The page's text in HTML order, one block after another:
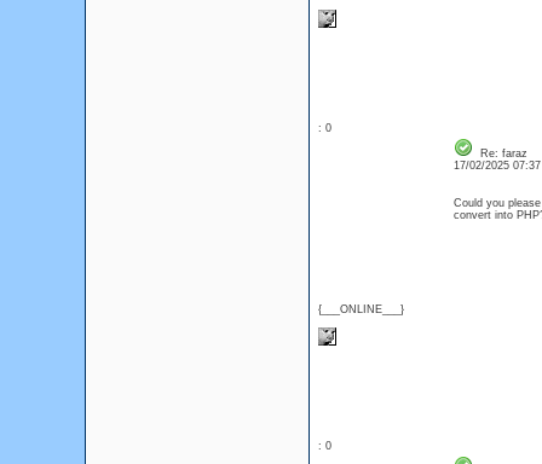
: 0
{___ONLINE___}
Re: faraz
17/02/2025
Could you
convert into
: 0